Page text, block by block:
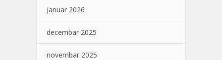
januar 2026
decembar 2025
novembar 2025